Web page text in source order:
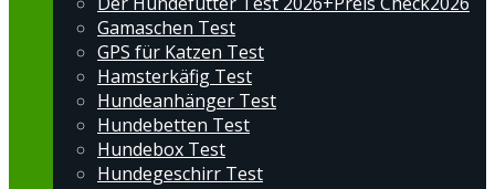
Gamaschen Test
GPS für Katzen Test
Hamsterkäfig Test
Hundeanhänger Test
Hundebetten Test
Hundebox Test
Hundegeschirr Test